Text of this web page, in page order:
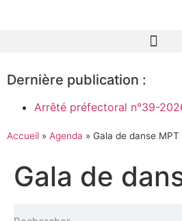
Dernière publication :
Arrêté préfectoral n°39-
Accueil » Agenda » Gala de danse MPT
Gala de